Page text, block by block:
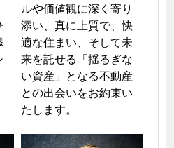
ルや価値観に深く寄り
添い、真に上質で、快
適な住まい、そして未
来を託せる「揺るぎな
い資産」となる不動産
との出会いをお約束い
たします。